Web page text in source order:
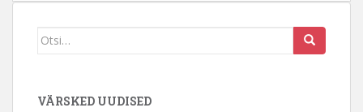
Otsi
VÄRSKED UUDISED